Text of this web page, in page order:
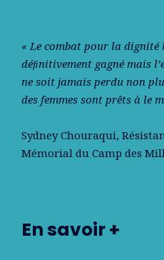
« Le combat pour la dignité
déﬁnitivement gagné mais
ne soit jamais perdu non
des femmes sont prêts à le
Sydney Chouraqui,
Mémorial du Camp des
En savoir +